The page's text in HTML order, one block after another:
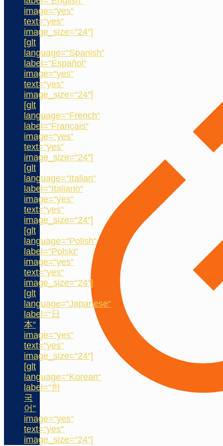
image=“yes“
text=“yes“
image_size=“24″]
[glt
language=“Spanish“
label=“Español“
image=“yes“
text=“yes“
image_size=“24″]
[glt
language=“French“
label=“Français“
image=“yes“
text=“yes“
image_size=“24″]
[glt
language=“Italian“
label=“Italiano“
image=“yes“
text=“yes“
image_size=“24″]
[glt
language=“Polish“
label=“Polski“
image=“yes“
text=“yes“
image_size=“24″]
[glt
language=“Japanese“
label=“日
本“
image=“yes“
text=“yes“
image_size=“24″]
[glt
language=“Korean“
label=“한
국
어“
image=“yes“
text=“yes“
image_size=“24″]